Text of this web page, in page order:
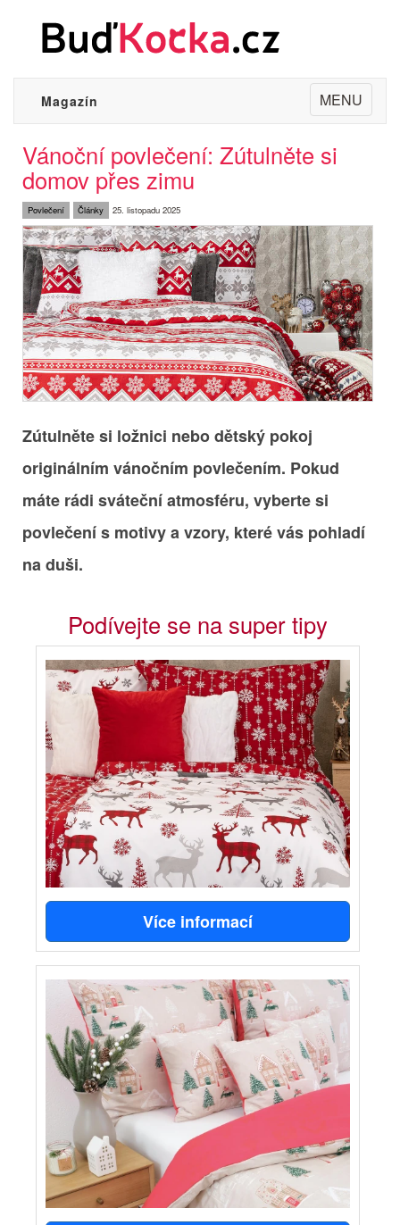
Toggle
navigation
MENU
Magazín
Vánoční povlečení: Zútulněte si
domov přes zimu
Povlečení Články 25. listopadu 2025
Zútulněte si ložnici nebo dětský pokoj
originálním vánočním povlečením. Pokud
máte rádi sváteční atmosféru, vyberte si
povlečení s motivy a vzory, které vás pohladí
na duši.
Podívejte se na super tipy
Více informací